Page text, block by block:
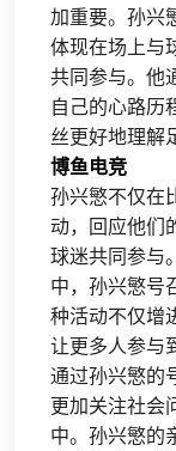
加重要。孙兴
体现在场上与
共同参与。他
自己的心路历
丝更好地理解
博鱼电竞
孙兴慜不仅在
动，回应他们
球迷共同参与
中，孙兴慜号
种活动不仅增
让更多人参与
通过孙兴慜的
更加关注社会
中。孙兴慜的